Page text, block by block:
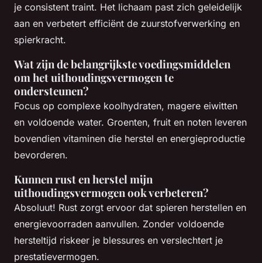
je consistent traint. Het lichaam past zich geleidelijk
aan en verbetert efficiënt de zuurstofverwerking en
spierkracht.
Wat zijn de belangrijkste voedingsmiddelen
om het uithoudingsvermogen te
ondersteunen?
Focus op complexe koolhydraten, magere eiwitten
en voldoende water. Groenten, fruit en noten leveren
bovendien vitaminen die herstel en energieproductie
bevorderen.
Kunnen rust en herstel mijn
uithoudingsvermogen ook verbeteren?
Absoluut! Rust zorgt ervoor dat spieren herstellen en
energievoorraden aanvullen. Zonder voldoende
hersteltijd riskeer je blessures en verslechtert je
prestatievermogen.